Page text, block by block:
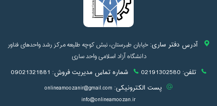
آدرس دفتر ساری:خیابان طبرستان، نبش کوچه طلیعه مرکز رشد واحدهای فناور
دانشگاه آزاد اسلامی واحد ساری
تلفن: 02191302580 شماره تماس مدیریت فروش: 09021321881
پست الکترونیکی: onlineamoozanir@gmail.com
info@onlineamoozan.ir